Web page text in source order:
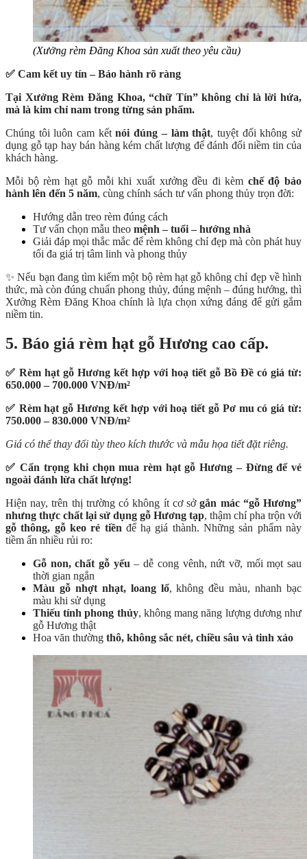
(Xưởng rèm Đăng Khoa sản xuất theo yêu cầu)
✅ Cam kết uy tín – Bảo hành rõ ràng
Tại Xưởng Rèm Đăng Khoa, “chữ Tín” không chỉ là lời hứa,
mà là kim chỉ nam trong từng sản phẩm.
Chúng tôi luôn cam kếtnói đúng – làm thật, tuyệt đối không sử
dụng gỗ tạp hay bán hàng kém chất lượng để đánh đổi niềm tin của
khách hàng.
Mỗi bộ rèm hạt gỗ mỗi khi xuất xưởng đều đi kèm chế độ bảo
hành lên đến 5 năm, cùng chính sách tư vấn phong thủy trọn đời:
Hướng dẫn treo rèm đúng cách
Tư vấn chọn mẫu theo mệnh – tuổi – hướng nhà
Giải đáp mọi thắc mắc để rèm không chỉ đẹp mà còn phát huy
tối đa giá trị tâm linh và phong thủy
✨ Nếu bạn đang tìm kiếm một bộ rèm hạt gỗ không chỉ đẹp về hình
thức, mà còn đúng chuẩn phong thủy, đúng mệnh – đúng hướng, thì
Xưởng Rèm Đăng Khoa chính là lựa chọn xứng đáng để gửi gắm
niềm tin.
5. Báo giá rèm hạt gỗ Hương cao cấp.
✅ Rèm hạt gỗ Hương kết hợp với hoạ tiết gỗ Bồ Đề có giá từ:
650.000 – 700.000 VNĐ/m²
✅ Rèm hạt gỗ Hương kết hợp với hoạ tiết gỗ Pơ mu có giá từ:
750.000 – 830.000 VNĐ/m²
Giá có thể thay đổi tùy theo kích thước và mẫu họa tiết đặt riêng.
✅ Cẩn trọng khi chọn mua rèm hạt gỗ Hương – Đừng để vẻ
ngoài đánh lừa chất lượng!
Hiện nay, trên thị trường có không ít cơ sởgắn mác “gỗ Hương”
nhưng thực chất lại sử dụng gỗ Hương tạp, thậm chí pha trộn với
gỗ thông, gỗ keo rẻ tiền để hạ giá thành. Những sản phẩm này
tiềm ẩn nhiều rủi ro:
Gỗ non, chất gỗ yếu–dễ cong vênh, nứt vỡ, mối mọt sau
thời gian ngắn
Màu gỗ nhợt nhạt, loang lổ, không đều màu, nhanh bạc
màu khi sử dụng
Thiếu tính phong thủy, không mang năng lượng dương như
gỗ Hương thật
Hoa văn thường thô, không sắc nét, chiều sâu và tinh xảo